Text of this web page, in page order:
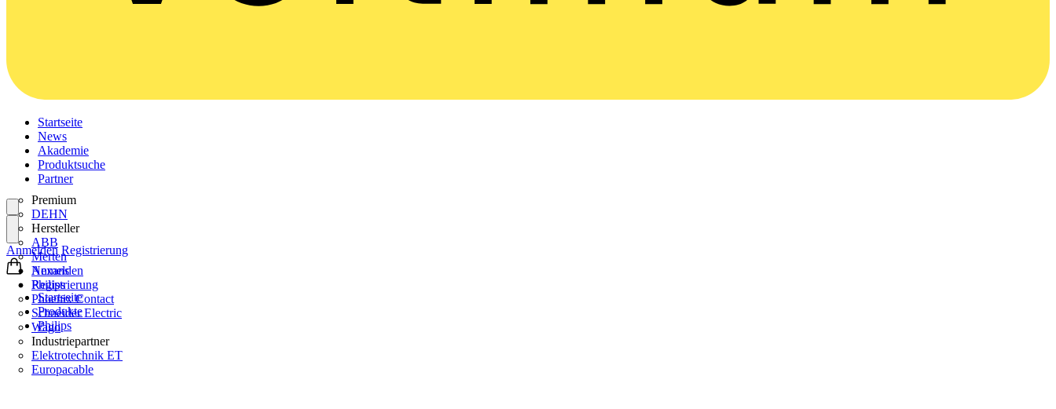
Startseite
News
Akademie
Produktsuche
Partner
Premium
DEHN
Hersteller
ABB
Merten
Nexans
Philips
Phoenix Contact
Schneider Electric
Wago
Industriepartner
Elektrotechnik ET
Europacable
Anmelden
Registrierung
Anmelden Registrierung
Startseite
Produkte
Philips